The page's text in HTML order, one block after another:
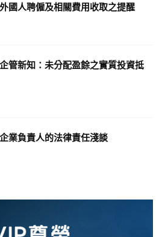
國人聘僱及相關費用收取之提醒
管新知：未分配盈餘之實質投資抵
業負責人的法律責任淺談